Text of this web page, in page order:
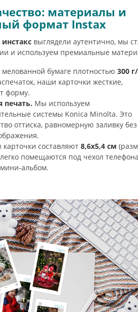
материалы и
формат Instax
выглядели аутентично, мы
и используем премиальные
бумаге плотностью 300
наши карточки жесткие,
форму.
печать. Мы используем
системы Konica Minolta. Это
оттиска, равномерную заливку без
карточки составляют 8,6х5,4 см
помещаются под чехол
альбом.